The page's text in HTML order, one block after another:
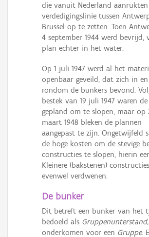
die vanuit Nederland
verdedigingslinie tussen
Brussel op te zetten. Toen
4 september 1944 werd bevrijd,
plan echter in het water.
Op 1 juli 1947 werd al het
openbaar geveild, dat zich in en
rondom de bunkers bevond.
bestek van 19 juli 1947 waren
gepland om te slopen, maar op
maart 1948 bleken de plannen
aangepast te zijn. Ongetwijfeld
de hoge kosten om de stevige
constructies te slopen, hierin
Kleinere (bakstenen)
evenwel verdwenen.
De bunker
Dit betreft een bunker van het
bedoeld als Gruppenunterstand,
onderkomen voor een Gruppe.